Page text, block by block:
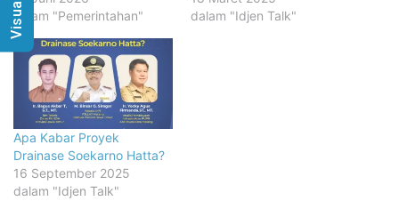
dalam "Pemerintahan"
dalam "Idjen Talk"
Apa Kabar Proyek
Drainase Soekarno Hatta?
16 September 2025
dalam "Idjen Talk"